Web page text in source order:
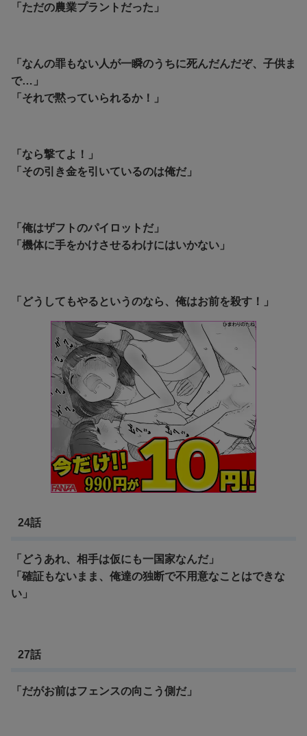
「ただの農業プラントだった」
「なんの罪もない人が一瞬のうちに死んだんだぞ、子供ま
で…」
「それで黙っていられるか！」
「なら撃てよ！」
「その引き金を引いているのは俺だ」
「俺はザフトのパイロットだ」
「機体に手をかけさせるわけにはいかない」
「どうしてもやるというのなら、俺はお前を殺す！」
24話
「どうあれ、相手は仮にも一国家なんだ」
「確証もないまま、俺達の独断で不用意なことはできな
い」
27話
「だがお前はフェンスの向こう側だ」